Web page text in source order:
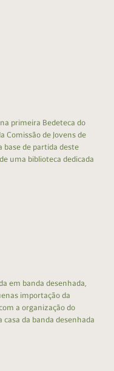
primeira Bedeteca do
Comissão de Jovens de
base de partida deste
uma biblioteca dedicada
em banda desenhada,
importação da
a organização do
casa da banda desenhada